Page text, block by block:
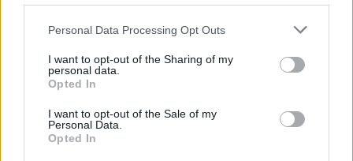
Personal Data Processing Opt Outs
I want to opt-out of the Sharing of my
personal data.
Opted In
I want to opt-out of the Sale of my
Personal Data.
Opted In
Συνάλλαγμα: Το ευρώ υποχωρεί κατά 0,11%, στα
06/08/2026 - 14:59 ΟΙΚΟΝΟΜΙΑ